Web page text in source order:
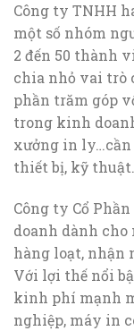
Công ty TNHH
một số nhóm
2 đến 50 thành
chia nhỏ vai trò
phần trăm góp
trong kinh
xưởng in ly…cần
thiết bị, kỹ thuật.
Công ty Cổ
doanh dành cho
hàng loạt, nhận
Với lợi thế nổi
kinh phí mạnh
nghiệp, máy in